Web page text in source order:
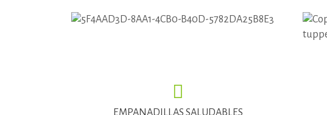
EMPANADILLAS SALUDABLES